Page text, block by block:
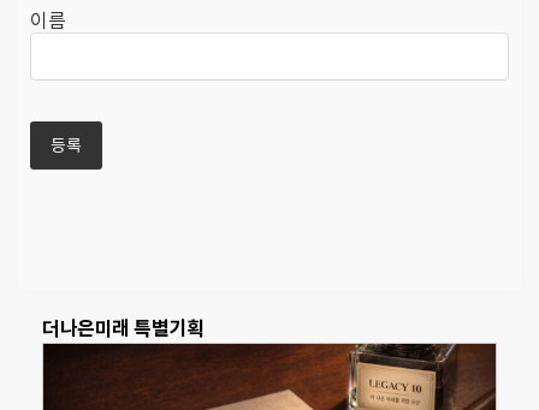
이름
더나은미래 특별기획